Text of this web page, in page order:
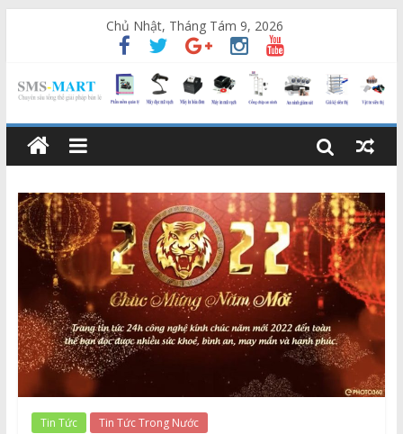
Chủ Nhật, Tháng Tám 9, 2026
Tin Tức Tin Tức Trong Nước